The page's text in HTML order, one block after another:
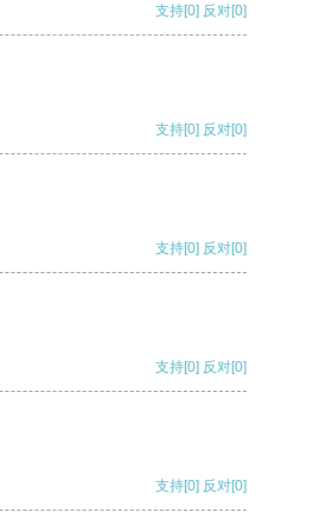
支持[0] 反对[0]
支持[0] 反对[0]
支持[0] 反对[0]
支持[0] 反对[0]
支持[0] 反对[0]